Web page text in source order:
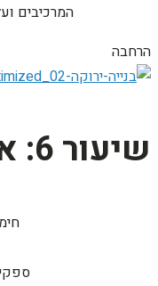
המרכיבים
הרחבה
שיעור 6: אנרגיה